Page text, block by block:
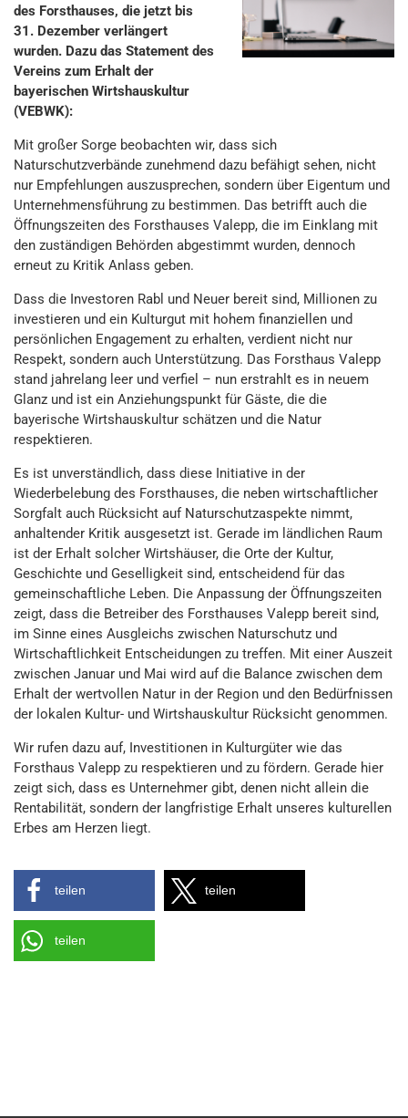
des Forsthauses, die jetzt bis
31. Dezember verlängert
wurden. Dazu das Statement des
Vereins zum Erhalt der
bayerischen Wirtshauskultur
(VEBWK):
Mit großer Sorge beobachten wir, dass sich
Naturschutzverbände zunehmend dazu befähigt sehen, nicht
nur Empfehlungen auszusprechen, sondern über Eigentum und
Unternehmensführung zu bestimmen. Das betrifft auch die
Öffnungszeiten des Forsthauses Valepp, die im Einklang mit
den zuständigen Behörden abgestimmt wurden, dennoch
erneut zu Kritik Anlass geben.
Dass die Investoren Rabl und Neuer bereit sind, Millionen zu
investieren und ein Kulturgut mit hohem finanziellen und
persönlichen Engagement zu erhalten, verdient nicht nur
Respekt, sondern auch Unterstützung. Das Forsthaus Valepp
stand jahrelang leer und verfiel – nun erstrahlt es in neuem
Glanz und ist ein Anziehungspunkt für Gäste, die die
bayerische Wirtshauskultur schätzen und die Natur
respektieren.
Es ist unverständlich, dass diese Initiative in der
Wiederbelebung des Forsthauses, die neben wirtschaftlicher
Sorgfalt auch Rücksicht auf Naturschutzaspekte nimmt,
anhaltender Kritik ausgesetzt ist. Gerade im ländlichen Raum
ist der Erhalt solcher Wirtshäuser, die Orte der Kultur,
Geschichte und Geselligkeit sind, entscheidend für das
gemeinschaftliche Leben. Die Anpassung der Öffnungszeiten
zeigt, dass die Betreiber des Forsthauses Valepp bereit sind,
im Sinne eines Ausgleichs zwischen Naturschutz und
Wirtschaftlichkeit Entscheidungen zu treffen. Mit einer Auszeit
zwischen Januar und Mai wird auf die Balance zwischen dem
Erhalt der wertvollen Natur in der Region und den Bedürfnissen
der lokalen Kultur- und Wirtshauskultur Rücksicht genommen.
Wir rufen dazu auf, Investitionen in Kulturgüter wie das
Forsthaus Valepp zu respektieren und zu fördern. Gerade hier
zeigt sich, dass es Unternehmer gibt, denen nicht allein die
Rentabilität, sondern der langfristige Erhalt unseres kulturellen
Erbes am Herzen liegt.
teilen teilen
teilen